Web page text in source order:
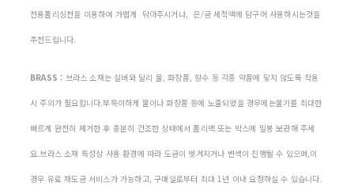
전용폴리싱천을 이용하여 가볍게 닦아주시거나, 은/금 세척액에 담구어 사용하시는것을
추천드립니다.
BRASS : 브라스 소재는 실버와 달리 물, 화장품, 향수 등 각종 약품에 닿지 않도록 착용
시 주의가 필요합니다.부득이하게 물이나 화장품 등에 노출되었을 경우에는물기를 최대한
빠르게 완전히 제거한 후 충분히 건조한 상태에서 폴리백 또는 박스에 밀봉 보관해 주세
요.브라스 소재 특성상 사용 환경에 따라 도금이 벗겨지거나 변색이 진행될 수 있으며,이
경우 유료 재도금 서비스가 가능하고, 구매일로부터 최대 1년 이내 요청하실 수 있습니다.